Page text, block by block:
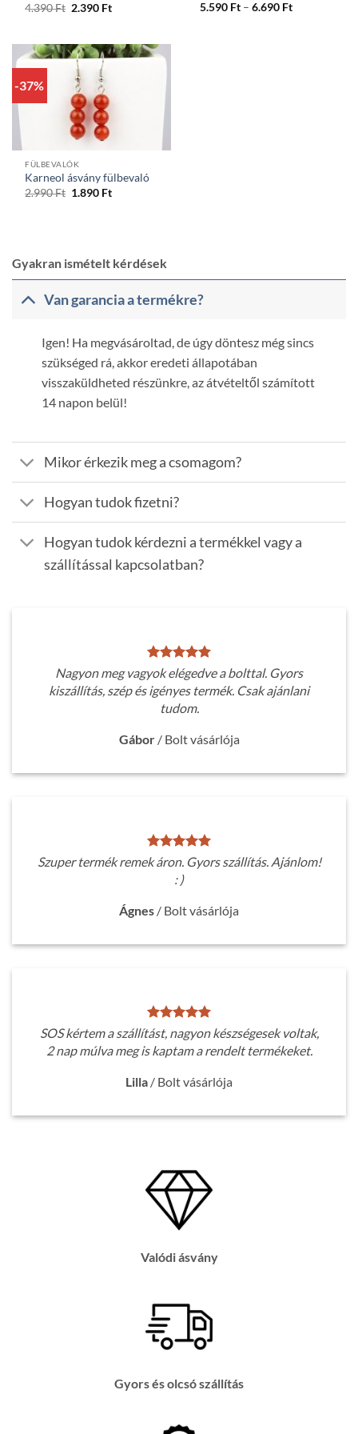
4.390Ft Original
2.390 FtCurrent
5.590 Ft – 6.690 Ft
-37%
FÜLBEVALÓK
Karneol ásvány fülbevaló
2.990Ft Original
1.890 FtCurrent
Gyakran ismételt kérdések
Van garancia a termékre?
Igen! Ha megvásároltad, de úgy döntesz még sincs
szükséged rá, akkor eredeti állapotában
visszaküldheted részünkre, az átvételtől számított
14 napon belül!
Mikor érkezik meg a csomagom?
Hogyan tudok fizetni?
Hogyan tudok kérdezni a termékkel vagy a
szállítással kapcsolatban?
Nagyon meg vagyok elégedve a bolttal. Gyors
kiszállítás, szép és igényes termék. Csak ajánlani
tudom.
Gábor / Bolt vásárlója
Szuper termék remek áron. Gyors szállítás. Ajánlom!
: )
Ágnes / Bolt vásárlója
SOS kértem a szállítást, nagyon készségesek voltak,
2 nap múlva meg is kaptam a rendelt termékeket.
Lilla / Bolt vásárlója
Valódi ásvány
Gyors és olcsó szállítás